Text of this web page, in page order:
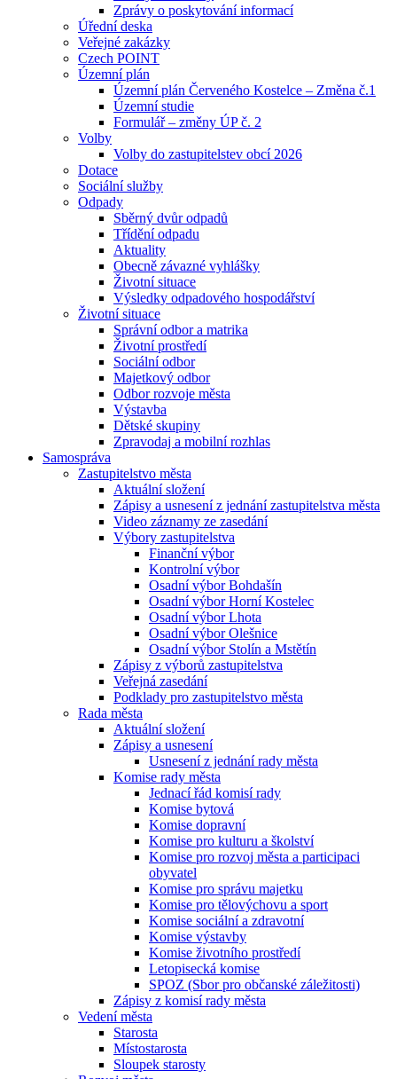
Zprávy o poskytování informací
Úřední deska
Veřejné zakázky
Czech POINT
Územní plán
Územní plán Červeného Kostelce – Změna č.1
Územní studie
Formulář – změny ÚP č. 2
Volby
Volby do zastupitelstev obcí 2026
Dotace
Sociální služby
Odpady
Sběrný dvůr odpadů
Třídění odpadu
Aktuality
Obecně závazné vyhlášky
Životní situace
Výsledky odpadového hospodářství
Životní situace
Správní odbor a matrika
Životní prostředí
Sociální odbor
Majetkový odbor
Odbor rozvoje města
Výstavba
Dětské skupiny
Zpravodaj a mobilní rozhlas
Samospráva
Zastupitelstvo města
Aktuální složení
Zápisy a usnesení z jednání zastupitelstva města
Video záznamy ze zasedání
Výbory zastupitelstva
Finanční výbor
Kontrolní výbor
Osadní výbor Bohdašín
Osadní výbor Horní Kostelec
Osadní výbor Lhota
Osadní výbor Olešnice
Osadní výbor Stolín a Mstětín
Zápisy z výborů zastupitelstva
Veřejná zasedání
Podklady pro zastupitelstvo města
Rada města
Aktuální složení
Zápisy a usnesení
Usnesení z jednání rady města
Komise rady města
Jednací řád komisí rady
Komise bytová
Komise dopravní
Komise pro kulturu a školství
Komise pro rozvoj města a participaci
obyvatel
Komise pro správu majetku
Komise pro tělovýchovu a sport
Komise sociální a zdravotní
Komise výstavby
Komise životního prostředí
Letopisecká komise
SPOZ (Sbor pro občanské záležitosti)
Zápisy z komisí rady města
Vedení města
Starosta
Místostarosta
Sloupek starosty